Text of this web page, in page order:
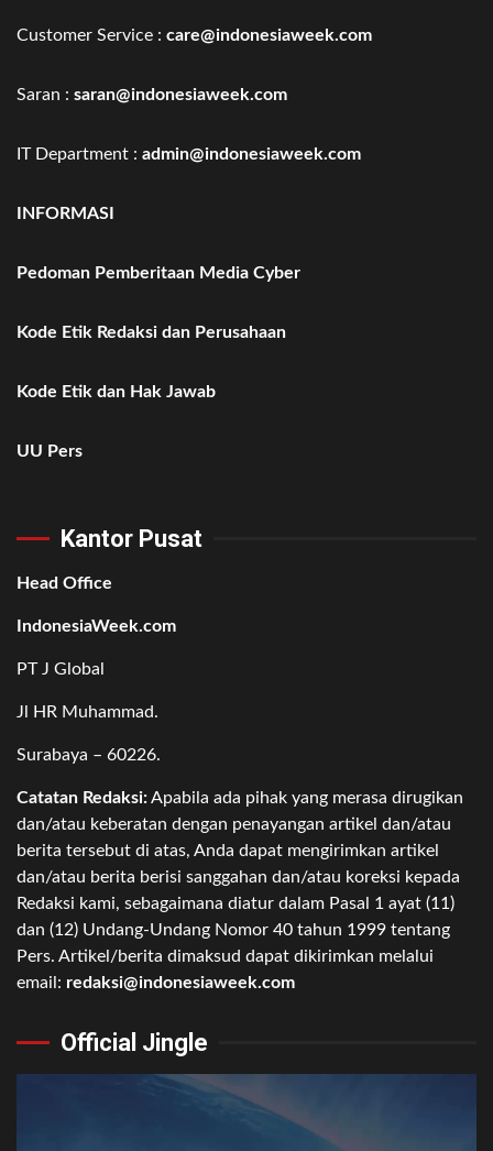
Customer Service : care@indonesiaweek.com
Saran : saran@indonesiaweek.com
IT Department : admin@indonesiaweek.com
INFORMASI
Pedoman Pemberitaan Media Cyber
Kode Etik Redaksi dan Perusahaan
Kode Etik dan Hak Jawab
UU Pers
Kantor Pusat
Head Office
IndonesiaWeek.com
PT J Global
Jl HR Muhammad.
Surabaya – 60226.
Catatan Redaksi:Apabila ada pihak yang merasa dirugikan
dan/atau keberatan dengan penayangan artikel dan/atau
berita tersebut di atas, Anda dapat mengirimkan artikel
dan/atau berita berisi sanggahan dan/atau koreksi kepada
Redaksi kami, sebagaimana diatur dalam Pasal 1 ayat (11)
dan (12) Undang-Undang Nomor 40 tahun 1999 tentang
Pers. Artikel/berita dimaksud dapat dikirimkan melalui
email: redaksi@indonesiaweek.com
Official Jingle